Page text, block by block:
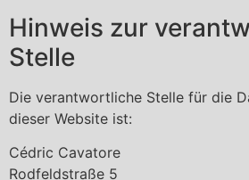
Hinweis zur
Stelle
Die verantwortliche Stelle für die
dieser Website ist:
Cédric Cavatore
Rodfeldstraße 5